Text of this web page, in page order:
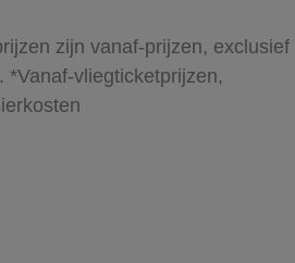
zijn vanaf-prijzen, exclusief
*Vanaf-vliegticketprijzen,